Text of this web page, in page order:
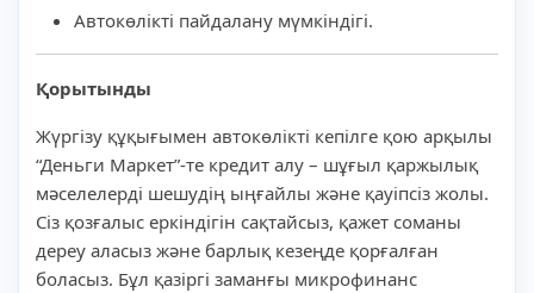
Автокөлікті пайдалану мүмкіндігі.
Қорытынды
Жүргізу құқығымен автокөлікті кепілге қою арқылы
“Деньги Маркет”-те кредит алу – шұғыл қаржылық
мәселелерді шешудің ыңғайлы және қауіпсіз жолы.
Сіз қозғалыс еркіндігін сақтайсыз, қажет соманы
дереу аласыз және барлық кезеңде қорғалған
боласыз. Бұл қазіргі заманғы микрофинанс